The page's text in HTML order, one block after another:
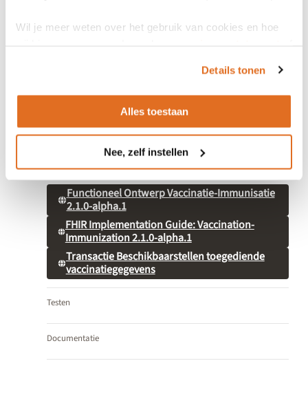
Wil je meer weten over het gebruik van cookies en hoe
Details tonen
Alles toestaan
Nee, zelf instellen
Bronnen
Algemene informatie
Landingspagina Vaccinatie-Immunisatie
Vaccinatie-Immunisatie
Specificaties
Functioneel Ontwerp Vaccinatie-Immunisatie
2.1.0-alpha.1
FHIR Implementation Guide: Vaccination-
Immunization 2.1.0-alpha.1
Transactie Beschikbaarstellen toegediende
vaccinatiegegevens
Testen
Documentatie